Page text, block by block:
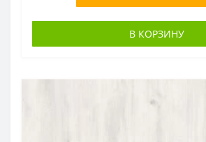
В КОРЗИНУ